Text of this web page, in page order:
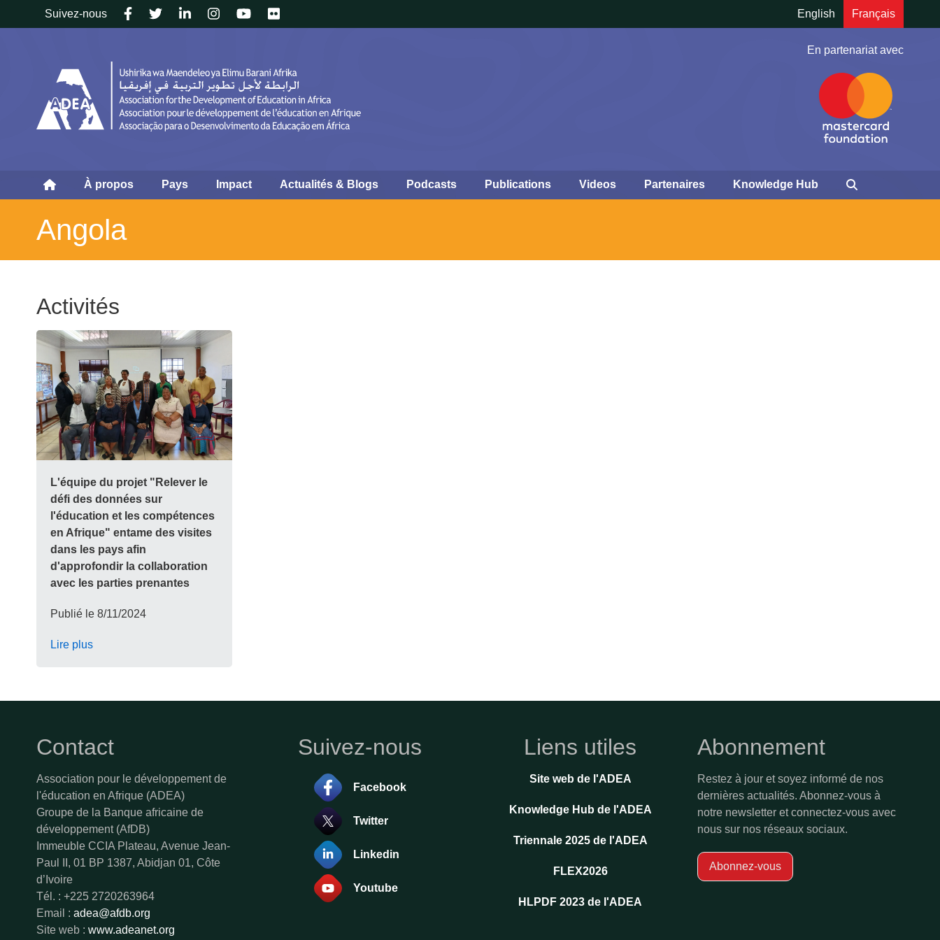
English Français
Follow
Suivez-nous
En partenariat avec
À propos Pays Impact Actualités & Blogs Podcasts Publications Videos Partenaires Knowledge Hub
Angola
Activités
L'équipe du projet "Relever le
défi des données sur
l'éducation et les compétences
en Afrique" entame des visites
dans les pays afin
d'approfondir la collaboration
avec les parties prenantes
Publié le 8/11/2024
Lire plus
Contact
Association pour le développement de
l'éducation en Afrique (ADEA)
Groupe de la Banque africaine de
développement (AfDB)
Immeuble CCIA Plateau, Avenue Jean-
Paul II, 01 BP 1387, Abidjan 01, Côte
d’Ivoire
Tél. : +225 2720263964
Email : adea@afdb.org
Site web : www.adeanet.org
Suivez-nous
Facebook
Twitter
Linkedin
Youtube
Liens utiles
Site web de l'ADEA
Knowledge Hub de l'ADEA
Triennale 2025 de l'ADEA
FLEX2026
HLPDF 2023 de l'ADEA
Abonnement
Restez à jour et soyez informé de nos
dernières actualités. Abonnez-vous à
notre newsletter et connectez-vous avec
nous sur nos réseaux sociaux.
Abonnez-vous